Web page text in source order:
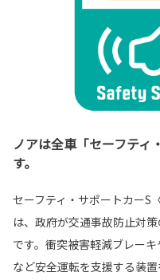
ノアは全車「セーフティ
す。
セーフティ・サポートカーS
は、政府が交通事故防止対
です。衝突被害軽減ブレー
など安全運転を支援する装